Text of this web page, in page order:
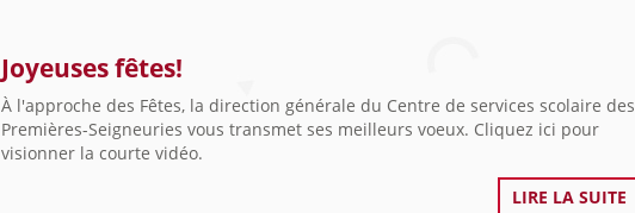
Joyeuses fêtes!
À l'approche des Fêtes, la direction générale du Centre de services scolaire des
Premières-Seigneuries vous transmet ses meilleurs voeux. Cliquez ici pour
visionner la courte vidéo.
LIRE LA SUITE